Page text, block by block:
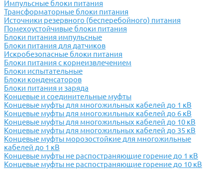
Импульсные блоки питания
Трансформаторные блоки питания
Источники резервного (бесперебойного) питания
Помехоустойчивые блоки питания
Блоки питания импульсные
Блоки питания для датчиков
Искробезопасные блоки питания
Блоки питания с корнеизвлечением
Блоки испытательные
Блоки конденсаторов
Блоки питания и заряда
Концевые и соединительные муфты
Концевые муфты для многожильных кабелей до 1 кВ
Концевые муфты для многожильных кабелей до 6 кВ
Концевые муфты для многожильных кабелей до 10 кВ
Концевые муфты для многожильных кабелей до 35 кВ
Концевые муфты морозостойкие для многожильные
кабелей до 1 кВ
Концевые муфты не распостраняющие горение до 1 кВ
Концевые муфты не распостраняющие горение до 10 кВ